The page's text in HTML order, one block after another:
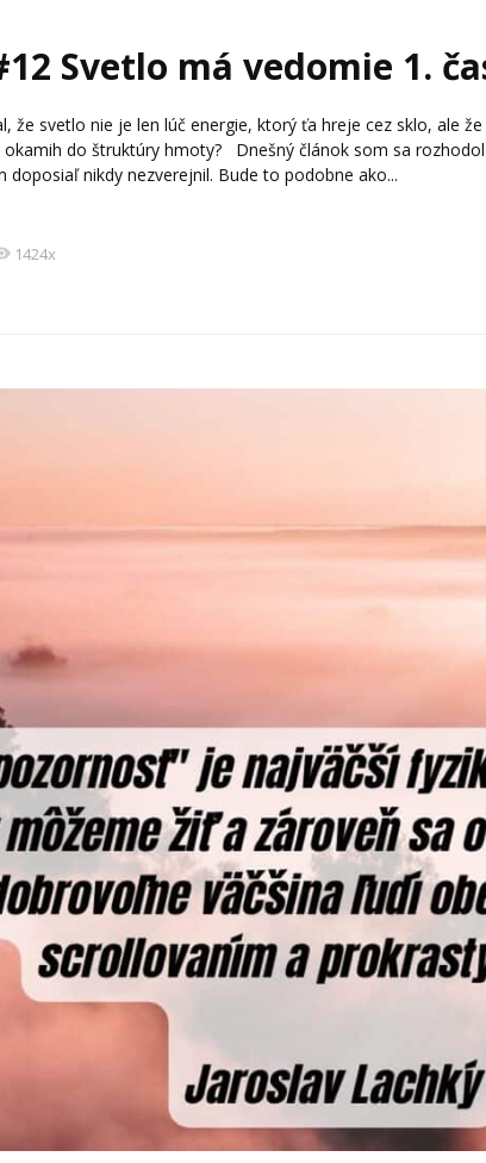
Svetlo má vedomie 1.
že svetlo nie je len lúč energie, ktorý ťa hreje cez sklo, ale
okamih do štruktúry hmoty? Dnešný článok som sa
doposiaľ nikdy nezverejnil. Bude to podobne ako...
1424x